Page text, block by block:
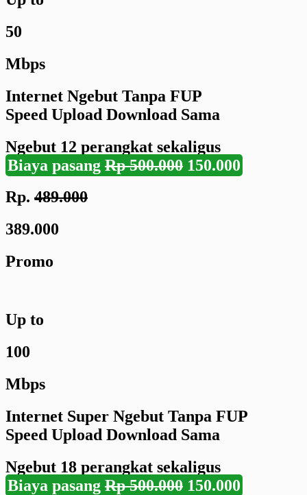
50
Mbps
Internet Ngebut Tanpa FUP
Speed Upload Download Sama
Ngebut 12 perangkat sekaligus
Biaya pasang Rp 500.000 150.000
Rp. 489.000
389.000
Promo
Up to
100
Mbps
Internet Super Ngebut Tanpa FUP
Speed Upload Download Sama
Ngebut 18 perangkat sekaligus
Biaya pasang Rp 500.000 150.000